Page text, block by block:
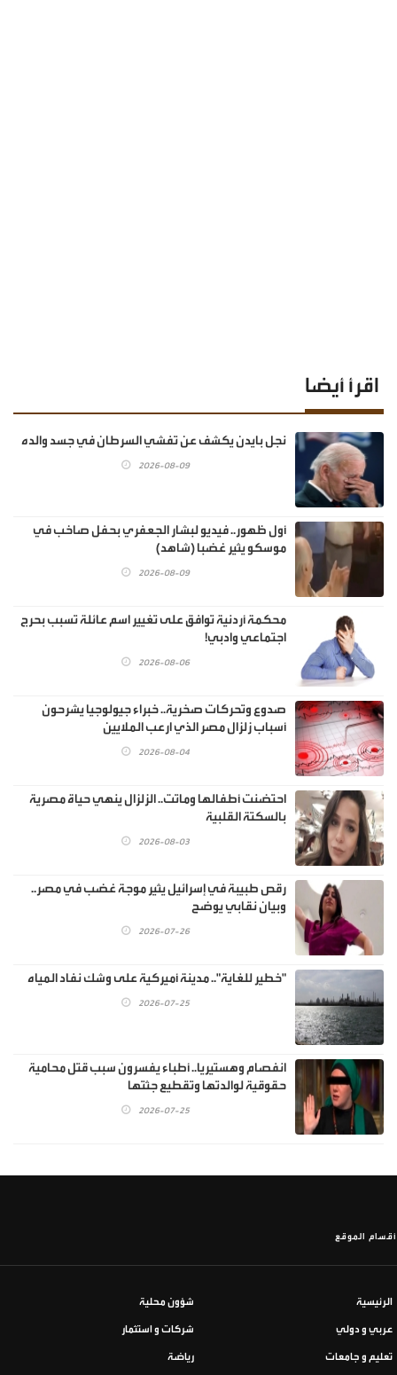
اقرأ أيضا
نجل بايدن يكشف عن تفشي السرطان في جسد والده
2026-08-09
أول ظهور.. فيديو لبشار الجعفري بحفل صاخب في
موسكو يثير غضبا (شاهد)
2026-08-09
محكمة أردنية توافق على تغيير اسم عائلة تسبب بحرج
اجتماعي وادبي!
2026-08-06
صدوع وتحركات صخرية.. خبراء جيولوجيا يشرحون
أسباب زلزال مصر الذي ارعب الملايين
2026-08-04
احتضنت أطفالها وماتت.. الزلزال ينهي حياة مصرية
بالسكتة القلبية
2026-08-03
رقص طبيبة في إسرائيل يثير موجة غضب في مصر..
وبيان نقابي يوضح
2026-07-26
"خطير للغاية".. مدينة أميركية على وشك نفاد المياه
2026-07-25
انفصام وهستيريا.. أطباء يفسرون سبب قتل محامية
حقوقية لوالدتها وتقطيع جثتها
2026-07-25
أقسام الموقع
الرئيسية شؤون محلية
عربي و دولي شركات و استثمار
تعليم و جامعات رياضة